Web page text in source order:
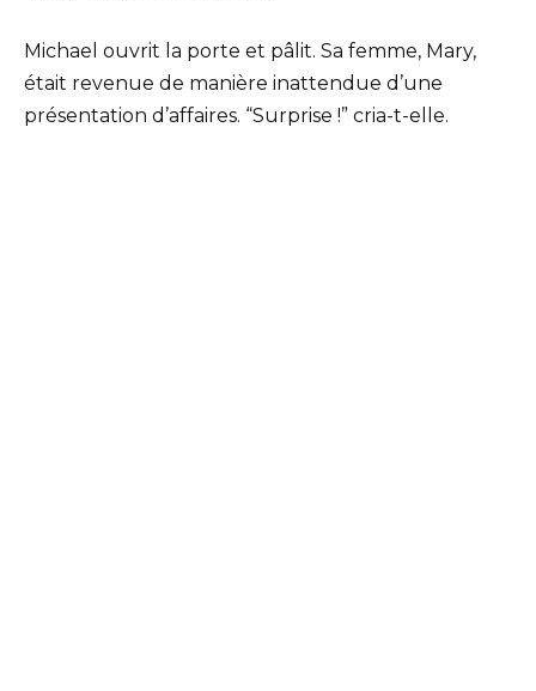
Michael ouvrit la porte et pâlit. Sa femme, Mary,
était revenue de manière inattendue d’une
présentation d’affaires. “Surprise !” cria-t-elle.